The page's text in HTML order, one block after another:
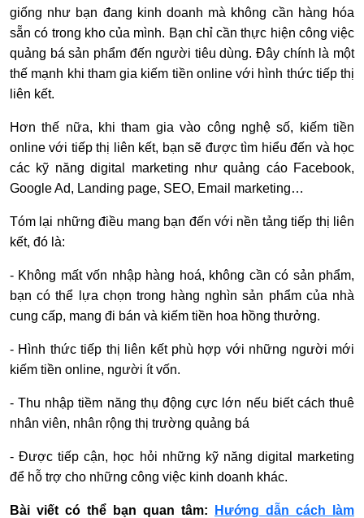
giống như bạn đang kinh doanh mà không cần hàng hóa
sẵn có trong kho của mình. Bạn chỉ cần thực hiện công việc
quảng bá sản phẩm đến người tiêu dùng. Đây chính là một
thế mạnh khi tham gia kiếm tiền online với hình thức tiếp thị
liên kết.
Hơn thế nữa, khi tham gia vào công nghệ số, kiếm tiền
online với tiếp thị liên kết, bạn sẽ được tìm hiểu đến và học
các kỹ năng digital marketing như quảng cáo Facebook,
Google Ad, Landing page, SEO, Email marketing…
Tóm lại những điều mang bạn đến với nền tảng tiếp thị liên
kết, đó là:
- Không mất vốn nhập hàng hoá, không cần có sản phẩm,
bạn có thể lựa chọn trong hàng nghìn sản phẩm của nhà
cung cấp, mang đi bán và kiếm tiền hoa hồng thưởng.
- Hình thức tiếp thị liên kết phù hợp với những người mới
kiếm tiền online, người ít vốn.
- Thu nhập tiềm năng thụ động cực lớn nếu biết cách thuê
nhân viên, nhân rộng thị trường quảng bá
- Được tiếp cận, học hỏi những kỹ năng digital marketing
để hỗ trợ cho những công việc kinh doanh khác.
Bài viết có thể bạn quan tâm:
Hướng dẫn cách làm